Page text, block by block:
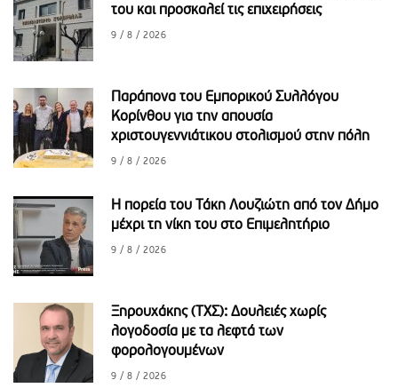
του και προσκαλεί τις επιχειρήσεις
9 / 8 / 2026
Παράπονα του Εμπορικού Συλλόγου
Κορίνθου για την απουσία
χριστουγεννιάτικου στολισμού στην πόλη
9 / 8 / 2026
Η πορεία του Τάκη Λουζιώτη από τον Δήμο
μέχρι τη νίκη του στο Επιμελητήριο
9 / 8 / 2026
Ξηρουχάκης (ΤΧΣ): Δουλειές χωρίς
λογοδοσία με τα λεφτά των
φορολογουμένων
9 / 8 / 2026